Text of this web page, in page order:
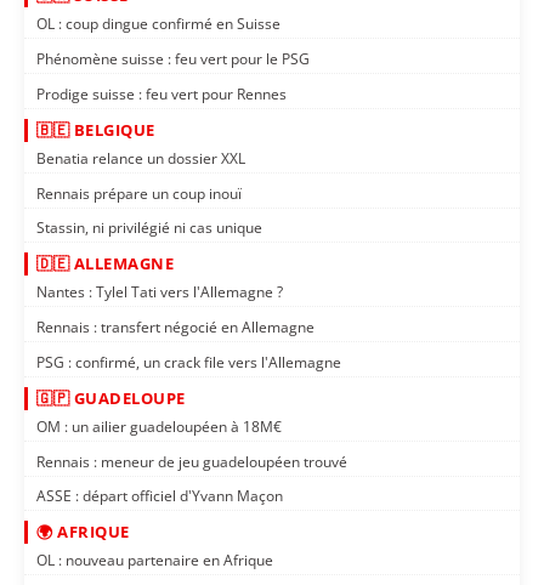
OL : coup dingue confirmé en Suisse
Phénomène suisse : feu vert pour le PSG
Prodige suisse : feu vert pour Rennes
🇧🇪 BELGIQUE
Benatia relance un dossier XXL
Rennais prépare un coup inouï
Stassin, ni privilégié ni cas unique
🇩🇪 ALLEMAGNE
Nantes : Tylel Tati vers l'Allemagne ?
Rennais : transfert négocié en Allemagne
PSG : confirmé, un crack file vers l'Allemagne
🇬🇵 GUADELOUPE
OM : un ailier guadeloupéen à 18M€
Rennais : meneur de jeu guadeloupéen trouvé
ASSE : départ officiel d'Yvann Maçon
🌍 AFRIQUE
OL : nouveau partenaire en Afrique